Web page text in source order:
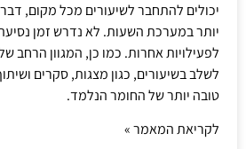
יכולים להתחבר לשיעורים מכל מקום,
יותר במערכת השעות. לא נדרש זמן
לפעילויות אחרות. כמו כן, המגוון הרחב
לשלב בשיעורים, כגון מצגות, סקרים
טובה יותר של החומר הנלמד.
לקריאת המאמר »